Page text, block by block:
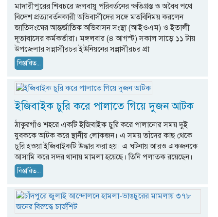
মাদারীপুরের শিবচরে জলবায়ু পরিবর্তনের ক্ষতিগ্রস্ত ও অবৈধ পথে
বিদেশ প্রত্যাবর্তনকারী অভিবাসীদের সঙ্গে মতবিনিময় করলেন
জাতিসংঘের আন্তর্জাতিক অভিবাসন সংস্থা (আইওএম) ও ইতালী
দূতাবাসের কর্মকর্তারা। মঙ্গলবার (৪ আগস্ট) সকাল সাড়ে ১১ টায়
উপজেলার সন্নাসীরচর ইউনিয়নের সন্নাসীরচর প্রা
বিস্তারিত...
ইজিবাইক চুরি করে পালাতে গিয়ে দুজন আটক
ঠাকুরগাঁও শহরে একটি ইজিবাইক চুরি করে পালানোর সময় দুই
যুবককে আটক করে স্থানীয় লোকজন। এ সময় তাঁদের কাছ থেকে
চুরি হওয়া ইজিবাইকটি উদ্ধার করা হয়। এ ঘটনায় আরও একজনকে
আসামি করে সদর থানায় মামলা হয়েছে। তিনি পলাতক রয়েছেন।
বিস্তারিত...